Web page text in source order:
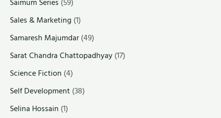
Sales & Marketing (1)
Samaresh Majumdar(49)
Sarat Chandra Chattopadhyay(17)
Science Fiction (4)
Self Development(38)
Selina Hossain (1)